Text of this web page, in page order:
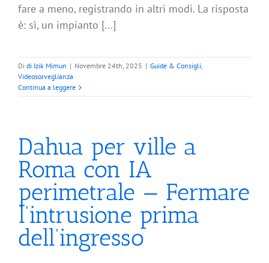
fare a meno, registrando in altri modi. La risposta
è: sì, un impianto [...]
Di di Izik Mimun | Novembre 24th, 2025 | Guide & Consigli
Videosorveglianza
Continua a leggere
Dahua per ville a
Roma con IA
perimetrale — Fermare
l’intrusione prima
dell’ingresso